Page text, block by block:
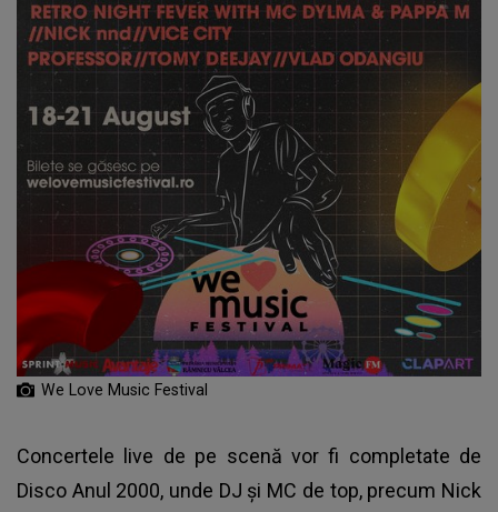
We Love Music Festival
Concertele live de pe scenă vor fi completate de
Disco Anul 2000, unde DJ și MC de top, precum Nick